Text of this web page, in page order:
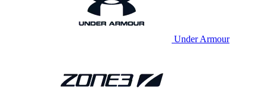
Under Armour